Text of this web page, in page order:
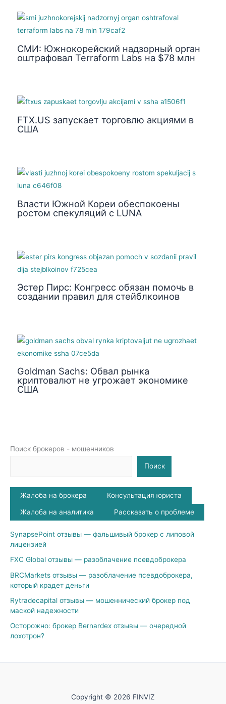
Поиск брокеров - мошенников
Поиск
Жалоба на брокера Консультация юриста
Жалоба на аналитика Рассказать о проблеме
SynapsePoint отзывы — фальшивый брокер с липовой
лицензией
FXC Global отзывы — разоблачение псевдоброкера
BRCMarkets отзывы — разоблачение псевдоброкера,
который крадет деньги
Rytradecapital отзывы — мошеннический брокер под
маской надежности
Осторожно: брокер Bernardex отзывы — очередной
лохотрон?
СМИ: Южнокорейский надзорный орган
оштрафовал Terraform Labs на $78 млн
FTX.US запускает торговлю акциями в
США
Власти Южной Кореи обеспокоены
ростом спекуляций с LUNA
Эстер Пирс: Конгресс обязан помочь в
создании правил для стейблкоинов
Goldman Sachs: Обвал рынка
криптовалют не угрожает экономике
США
Copyright © 2026 FINVIZ